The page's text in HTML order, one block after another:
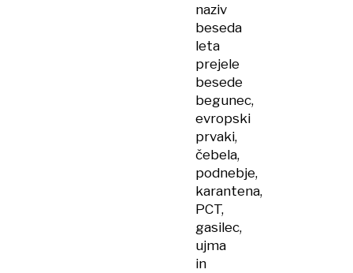
naziv
beseda
leta
prejele
besede
begunec,
evropski
prvaki,
čebela,
podnebje,
karantena,
PCT,
gasilec,
ujma
in